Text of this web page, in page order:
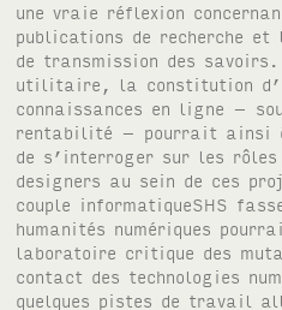
une vraie réflexion
publications de recherche et
de transmission des savoirs.
utilitaire, la constitution
connaissances en ligne –
rentabilité – pourrait ainsi
de s’interroger sur les rôles
designers au sein de ces
couple informatiqueSHS
humanités numériques
laboratoire critique des
contact des technologies
quelques pistes de travail